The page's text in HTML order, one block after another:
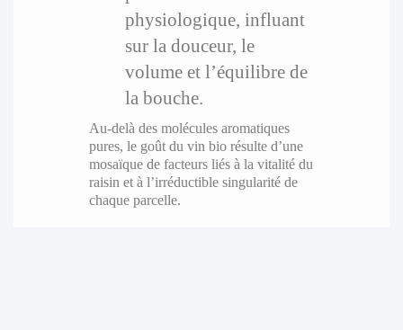
physiologique, influant
sur la douceur, le
volume et l’équilibre de
la bouche.
Au-delà des molécules aromatiques
pures, le goût du vin bio résulte d’une
mosaïque de facteurs liés à la vitalité du
raisin et à l’irréductible singularité de
chaque parcelle.